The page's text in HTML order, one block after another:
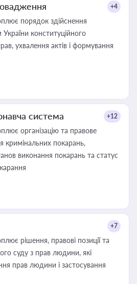
+4
порядок здійснення
конституційного
ухвалення актів і формування
система +12
організацію та правове
кримінальних покарань,
виконання покарань та статус
+7
рішення, правові позиції та
суду з прав людини, які
прав людини і застосування